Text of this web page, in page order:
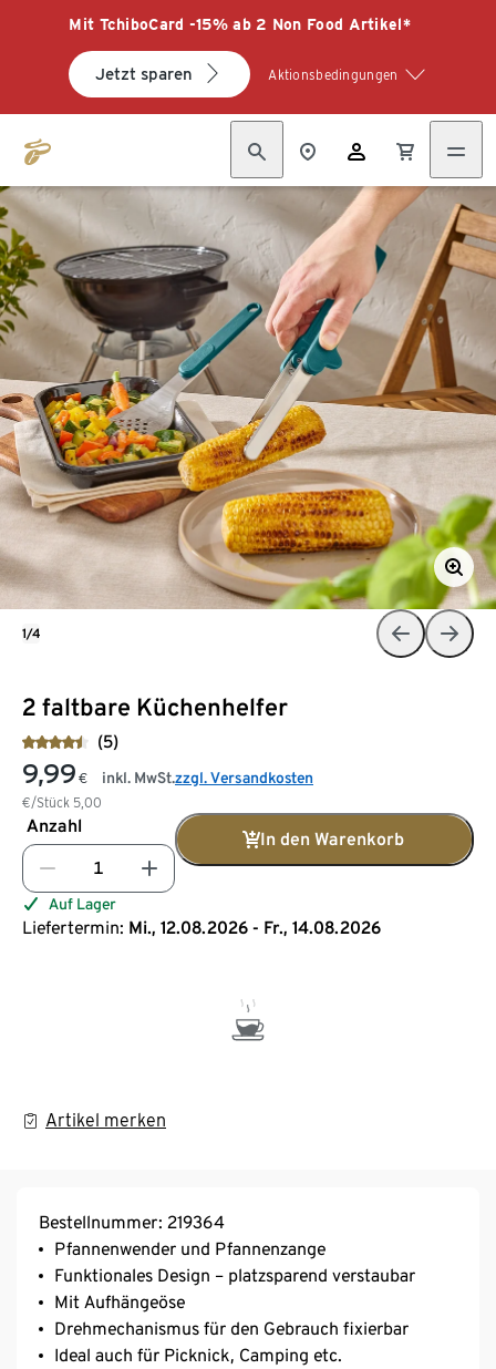
Mit TchiboCard -15% ab 2 Non Food Artikel*
Jetzt sparen Aktionsbedingungen
2 faltbare Küchenhelfer
(5)
9,99 €
€/Stück 5,00
inkl. MwSt.zzgl. Versandkosten
Anzahl
In den Warenkorb
Auf Lager
Liefertermin: Mi., 12.08.2026 - Fr., 14.08.2026
Artikel merken
1/4
Bestellnummer: 219364
Pfannenwender und Pfannenzange
Funktionales Design – platzsparend verstaubar
Mit Aufhängeöse
Drehmechanismus für den Gebrauch fixierbar
Ideal auch für Picknick, Camping etc.